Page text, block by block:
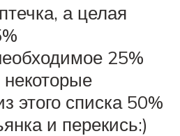
а целая
25%
некоторые
этого списка 50%
и перекись:)